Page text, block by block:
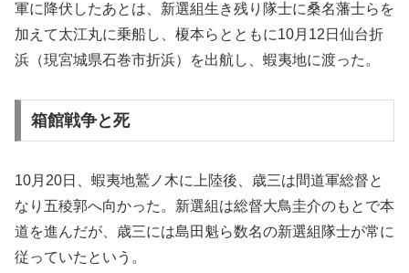
軍に降伏したあとは、新選組生き残り隊士に桑名藩士らを
加えて太江丸に乗船し、榎本らとともに10月12日仙台折
浜（現宮城県石巻市折浜）を出航し、蝦夷地に渡った。
箱館戦争と死
10月20日、蝦夷地鷲ノ木に上陸後、歳三は間道軍総督と
なり五稜郭へ向かった。新選組は総督大鳥圭介のもとで本
道を進んだが、歳三には島田魁ら数名の新選組隊士が常に
従っていたという。